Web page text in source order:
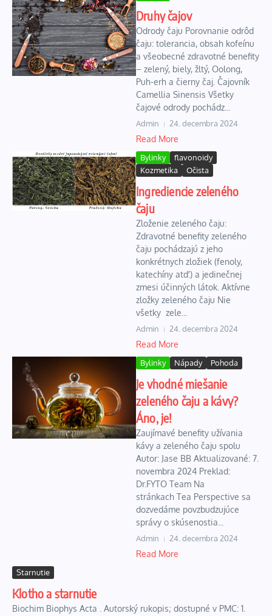
Druhy čajov
Odrody čaju Porovnanie odrôd
čaju: tolerancia, obsah kofeínu
a všeobecné zdravotné benefity
– zelený, biely, žltý, Oolong,
Puh-erh a čierny čaj. Čajovník
Camellia Sinensis Všetky
čajové odrody pochádz...
Admin 24. decembra 2024
Read More
Bylinky
flavonoidy
Kozmetika
Očista
Ingrediencie zeleného
čaju
Zloženie zeleného čaju:
Zdravotné benefity zeleného
čaju pochádzajú z jeho
konkrétnych zložiek (fenoly,
katechíny atď.) a jedinečnej
zmesi účinných látok. Aktívne
zložky zeleného čaju Nie
všetky zele...
Admin 24. decembra 2024
Read More
Bylinky Nápady Pohoda
Je vhodné miešanie
zeleného čaju a kávy?
Áno, je!
Zaujímavé benefity užívania
kávy a zeleného čaju spolu
Autor: Jase BB Aktualizované: 7.
novembra 2024 Preklad:
Dr.FYTO Team Na
stránkach Tea Perspective sa
dozvedáme povzbudzujúce
správy o skúsenostia...
Admin 24. decembra 2024
Read More
Starnutie
Klotho a starnutie
Biochim Biophys Acta . Autorský rukopis; dostupné v PMC: 1.